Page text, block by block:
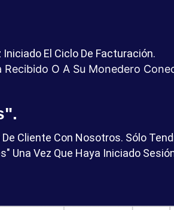
El Ciclo De Facturación.
O A Su Monedero
Cliente Con Nosotros. Sólo
Una Vez Que Haya Iniciado